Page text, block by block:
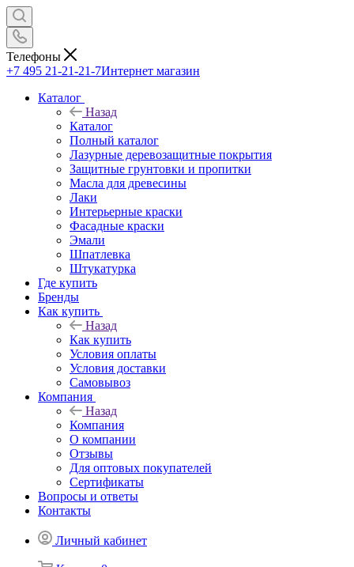
Телефоны
+7 495 21-21-21-7Интернет магазин
Каталог
Назад
Каталог
Полный каталог
Лазурные деревозащитные покрытия
Защитные грунтовки и пропитки
Масла для древесины
Лаки
Интерьерные краски
Фасадные краски
Эмали
Шпатлевка
Штукатурка
Где купить
Бренды
Как купить
Назад
Как купить
Условия оплаты
Условия доставки
Самовывоз
Компания
Назад
Компания
О компании
Отзывы
Для оптовых покупателей
Сертификаты
Вопросы и ответы
Контакты
Личный кабинет